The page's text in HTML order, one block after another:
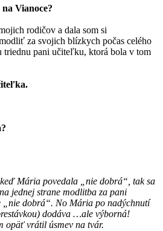
Vianoce?
rodičov a dala som si
za svojich blízkych počas celého
triednu pani učiteľku, ktorá bola v tom
Mária povedala „nie dobrá“, tak sa
jednej strane modlitba za pani
dobrá“. No Mária po nadýchnutí
dodáva …ale výborná!
opäť vrátil úsmev na tvár.